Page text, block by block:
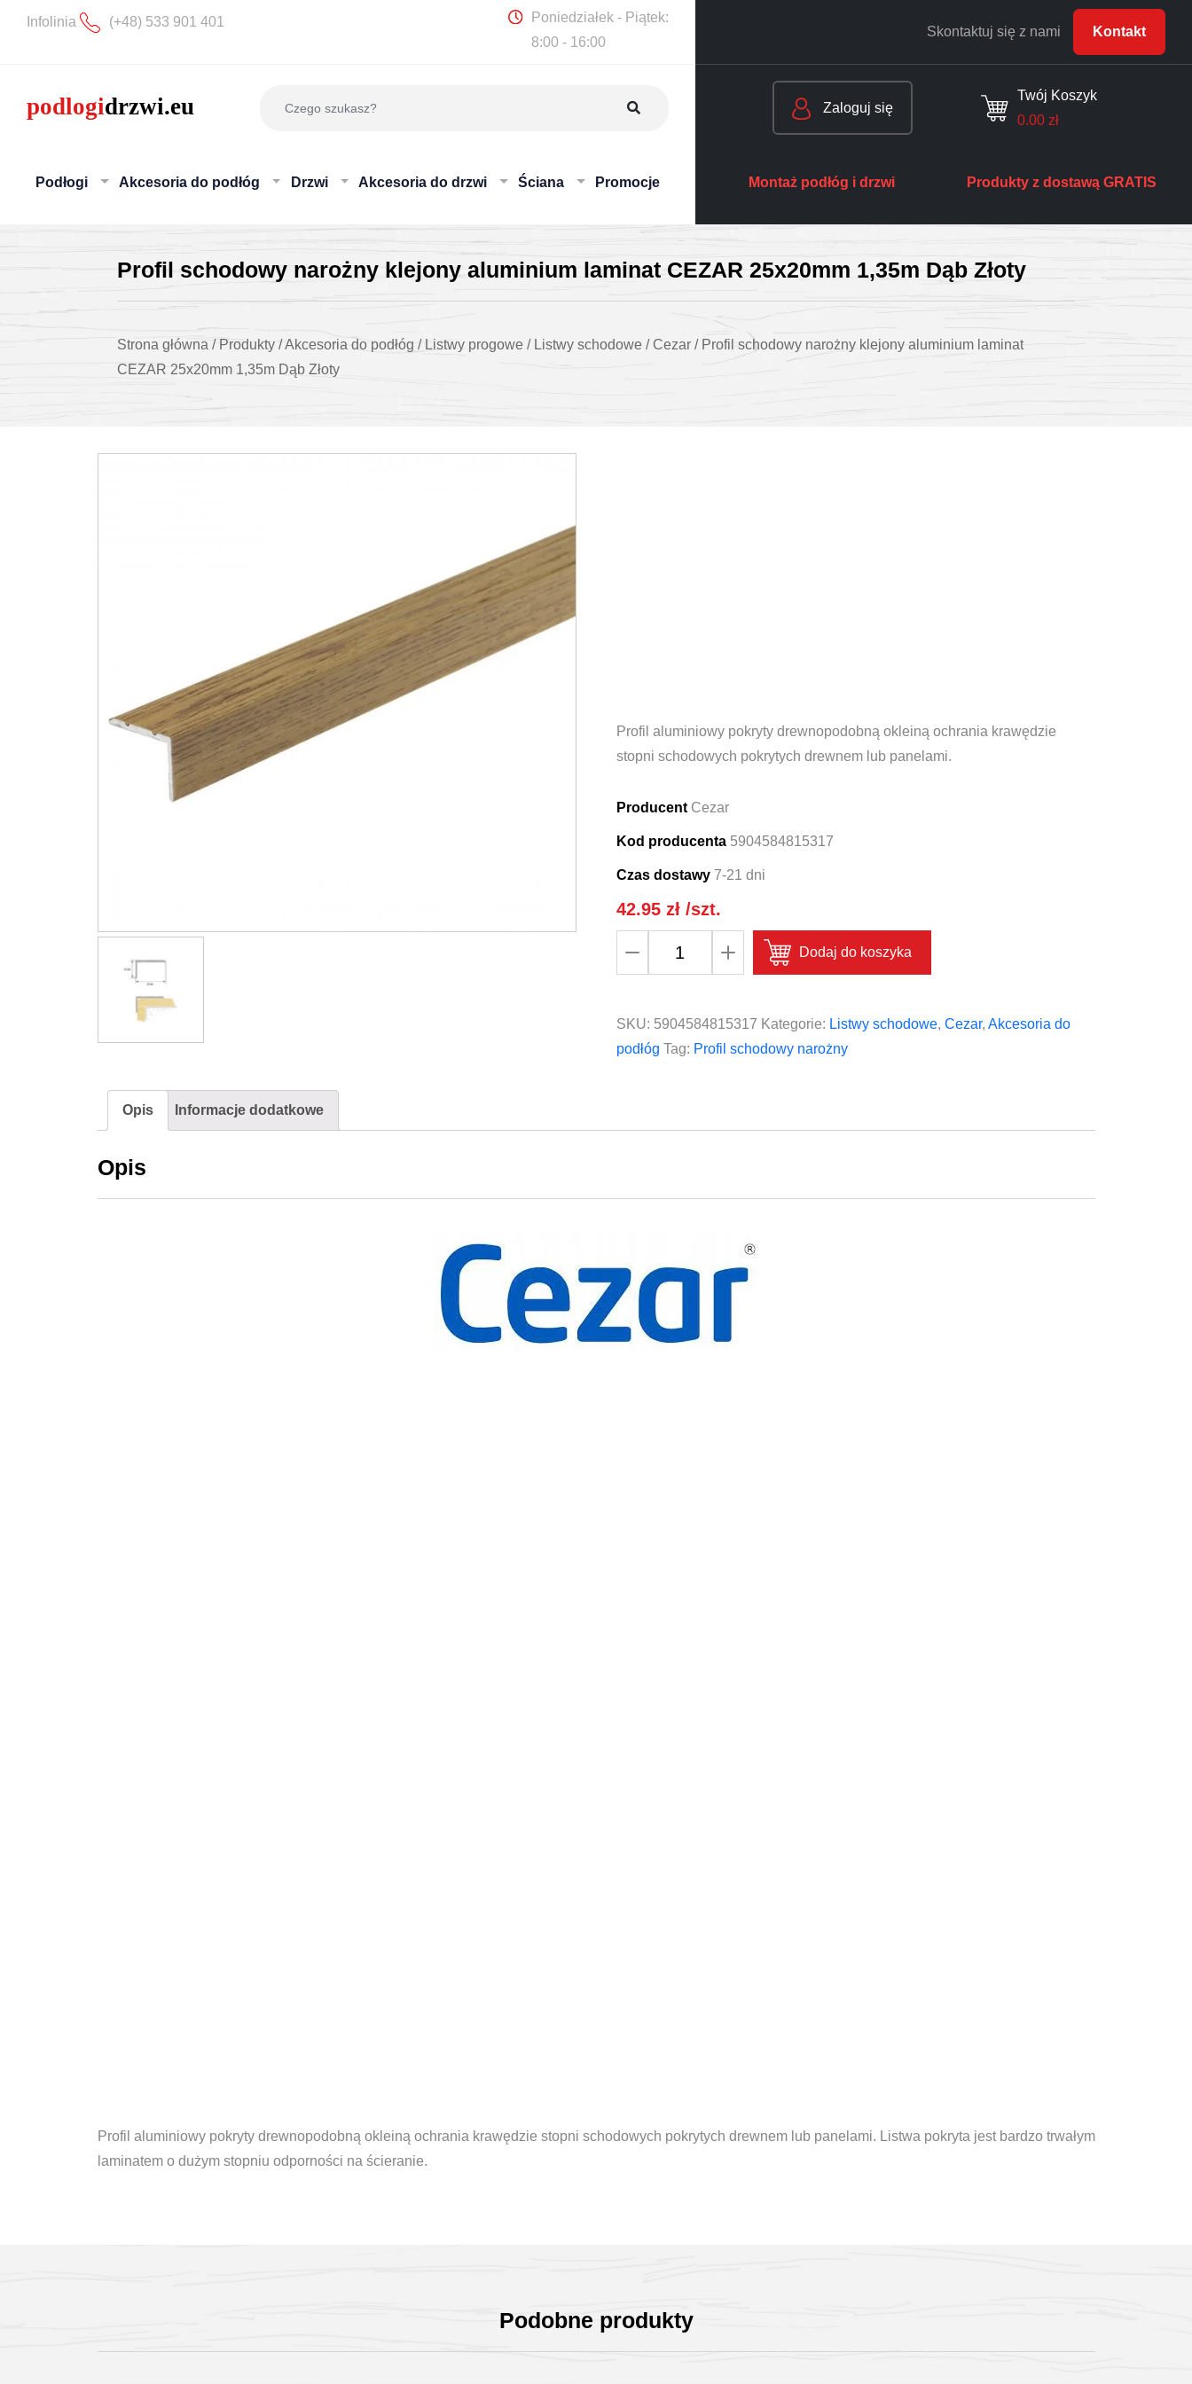
Infolinia (+48) 533 901 401
Poniedziałek - Piątek:
8:00 - 16:00
Skontaktuj się z nami Kontakt
Podłogi Akcesoria do podłóg Drzwi Akcesoria do drzwi Ściana Promocje
Zaloguj się
Twój Koszyk
0.00 zł
Montaż podłóg i drzwi Produkty z dostawą GRATIS
Profil schodowy narożny klejony aluminium laminat CEZAR 25x20mm 1,35m Dąb Złoty
Strona główna / Produkty /Akcesoria do podłóg / Listwy progowe / Listwy schodowe / Cezar / Profil schodowy narożny klejony aluminium laminat
CEZAR 25x20mm 1,35m Dąb Złoty
Profil aluminiowy pokryty drewnopodobną okleiną ochrania krawędzie
stopni schodowych pokrytych drewnem lub panelami.
Producent Cezar
Kod producenta 5904584815317
Czas dostawy 7-21 dni
42.95 zł/szt.
narożny
klejony
Dodaj do koszyka
SKU: 5904584815317 Kategorie: Listwy schodowe, Cezar, Akcesoria do
podłóg Tag: Profil schodowy narożny
Opis Informacje dodatkowe
Opis
Profil aluminiowy pokryty drewnopodobną okleiną ochrania krawędzie stopni schodowych pokrytych drewnem lub panelami. Listwa pokryta jest bardzo trwałym
laminatem o dużym stopniu odporności na ścieranie.
Podobne produkty